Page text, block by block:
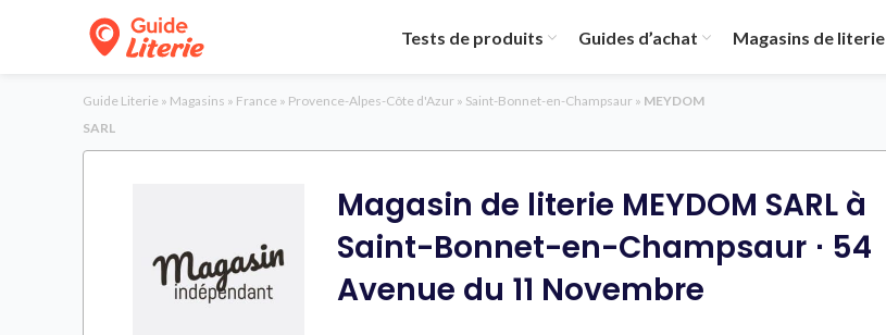
Tests de produits Guides d’achat Magasins de literie
Guide Literie » Magasins » France » Provence-Alpes-Côte d'Azur » Saint-Bonnet-en-Champsaur » MEYDOM
SARL
Magasin de literie MEYDOM SARL à
Saint-Bonnet-en-Champsaur ⋅ 54
Avenue du 11 Novembre